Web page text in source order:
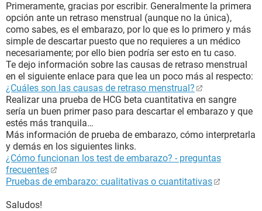
Primeramente, gracias por escribir. Generalmente la primera
opción ante un retraso menstrual (aunque no la única),
como sabes, es el embarazo, por lo que es lo primero y más
simple de descartar puesto que no requieres a un médico
necesariamente; por ello bien podría ser esto en tu caso.
Te dejo información sobre las causas de retraso menstrual
en el siguiente enlace para que lea un poco más al respecto:
¿Cuáles son las causas de retraso menstrual?
Realizar una prueba de HCG beta cuantitativa en sangre
sería un buen primer paso para descartar el embarazo y que
estés más tranquila…
Más información de prueba de embarazo, cómo interpretarla
y demás en los siguientes links.
¿Cómo funcionan los test de embarazo? - preguntas
frecuentes
Pruebas de embarazo: cualitativas o cuantitativas
Saludos!